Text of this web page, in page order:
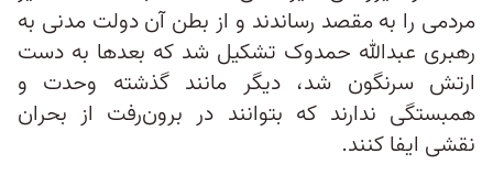
مردمی را به مقصد رساندند و از بطن آن دولت مدنی به
رهبری عبدالله حمدوک تشکیل شد که بعدها به دست
ارتش سرنگون شد، دیگر مانند گذشته وحدت و
همبستگی ندارند که بتوانند در برون‌رفت از بحران
نقشی ایفا کنند.